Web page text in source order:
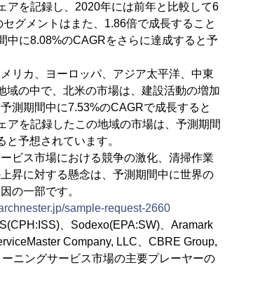
アを記録し、2020年には前年と比較して6
グメントはまた、1.86倍で成長すること
中に8.08%のCAGRをさらに達成すると予
リカ、ヨーロッパ、アジア太平洋、中東
域の中で、北米の市場は、建設活動の増加
測期間中に7.53%のCAGRで成長すると
を記録したこの地域の市場は、予測期間
予想されています。
ビス市場における競争の激化、清掃作業
昇に対する懸念は、予測期間中に世界の
の一部です。
sample-request-2660
、Sodexo(EPA:SW)、Aramark
Company, LLC、CBRE Group,
ニングサービス市場の主要プレーヤーの